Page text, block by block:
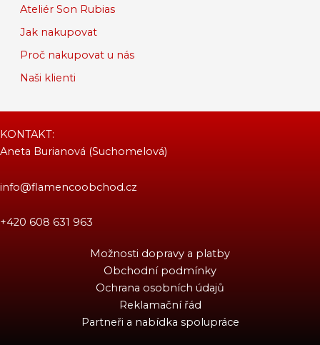
Ateliér Son Rubias
Jak nakupovat
Proč nakupovat u nás
Naši klienti
KONTAKT:
Aneta Burianová (Suchomelová)
info@flamencoobchod.cz
+420 608 631 963
Možnosti dopravy a platby
Obchodní podmínky
Ochrana osobních údajů
Reklamační řád
Partneři a nabídka spolupráce